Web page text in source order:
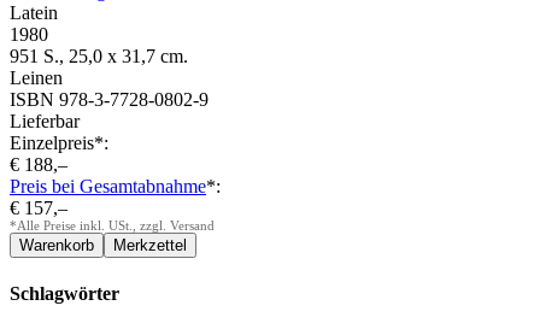
Latein
1980
951 S., 25,0 x 31,7 cm.
Leinen
ISBN 978-3-7728-0802-9
Lieferbar
Einzelpreis*:
€ 188,–
Preis bei Gesamtabnahme*:
€ 157,–
*Alle Preise inkl. USt., zzgl. Versand
Schlagwörter